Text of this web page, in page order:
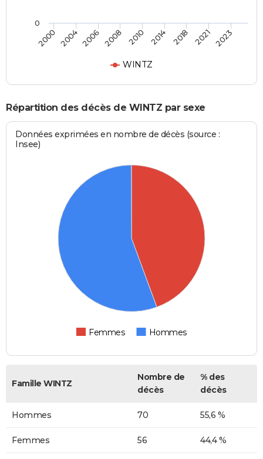
WINTZ
2000 2004 2006 2008 2010 2014 2018 2021 2023
0
Répartition des décès de WINTZ par sexe
Données exprimées en nombre de décès (source :
Insee)
Femmes Hommes
Famille WINTZ
Nombre de
décès
% des
décès
Hommes 70 55,6 %
Femmes 56 44,4 %